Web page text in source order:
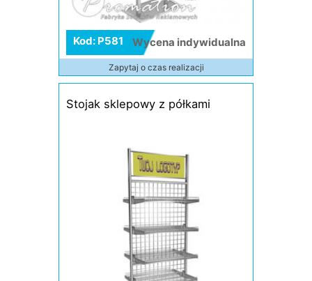
Kod: P581 Wycena indywidualna
Zapytaj o czas realizacji
Stojak sklepowy z półkami